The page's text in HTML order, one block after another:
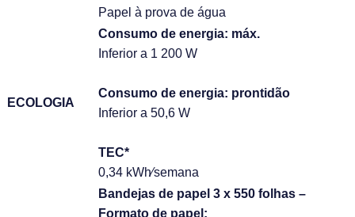
Papel à prova de água
ECOLOGIA
Consumo de energia: máx.
Inferior a 1 200 W
Consumo de energia: prontidão
Inferior a 50,6 W
TEC*
0,34 kWh⁄semana
Bandejas de papel 3 x 550 folhas –
Formato de papel: